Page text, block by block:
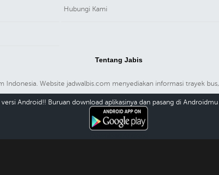
Hubungi Kami
Tentang Jabis
Website jadwalbis.com menyediakan informasi trayek
versi Android!! Buruan download aplikasinya dan pasang di